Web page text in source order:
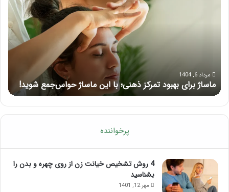
حواس‌جمع
شوید!
مرداد 6, 1404
ماساژ برای بهبود تمرکز ذهنی؛ با این ماساژ حواس‌جمع شوید!
از
پرخواننده
4 روش تشخیص خیانت زن از روی چهره و بدن را
بشناسید
مهر 12, 1401